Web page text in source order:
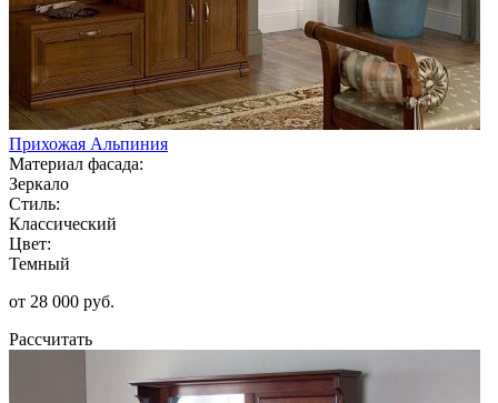
Прихожая Альпиния
Материал фасада:
Зеркало
Стиль:
Классический
Цвет:
Темный
от 28 000 руб.
Рассчитать